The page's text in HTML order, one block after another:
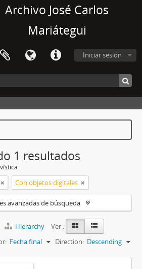
Archivo José Carlos
Mariátegui
Iniciar sesión
1 resultados
Con objetos digitales
avanzadas de búsqueda
Hierarchy
Ver :
Fecha final Direction: Descending